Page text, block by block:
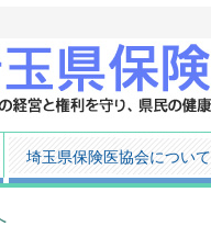
埼玉県保険医協会について